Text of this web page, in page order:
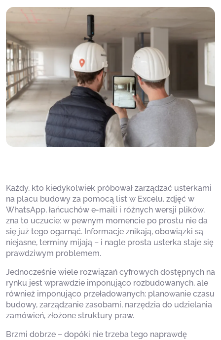
Każdy, kto kiedykolwiek próbował zarządzać usterkami
na placu budowy za pomocą list w Excelu, zdjęć w
WhatsApp, łańcuchów e-maili i różnych wersji plików,
zna to uczucie: w pewnym momencie po prostu nie da
się już tego ogarnąć. Informacje znikają, obowiązki są
niejasne, terminy mijają – i nagle prosta usterka staje się
prawdziwym problemem.
Jednocześnie wiele rozwiązań cyfrowych dostępnych na
rynku jest wprawdzie imponująco rozbudowanych, ale
również imponująco przeładowanych: planowanie czasu
budowy, zarządzanie zasobami, narzędzia do udzielania
zamówień, złożone struktury praw.
Brzmi dobrze – dopóki nie trzeba tego naprawdę